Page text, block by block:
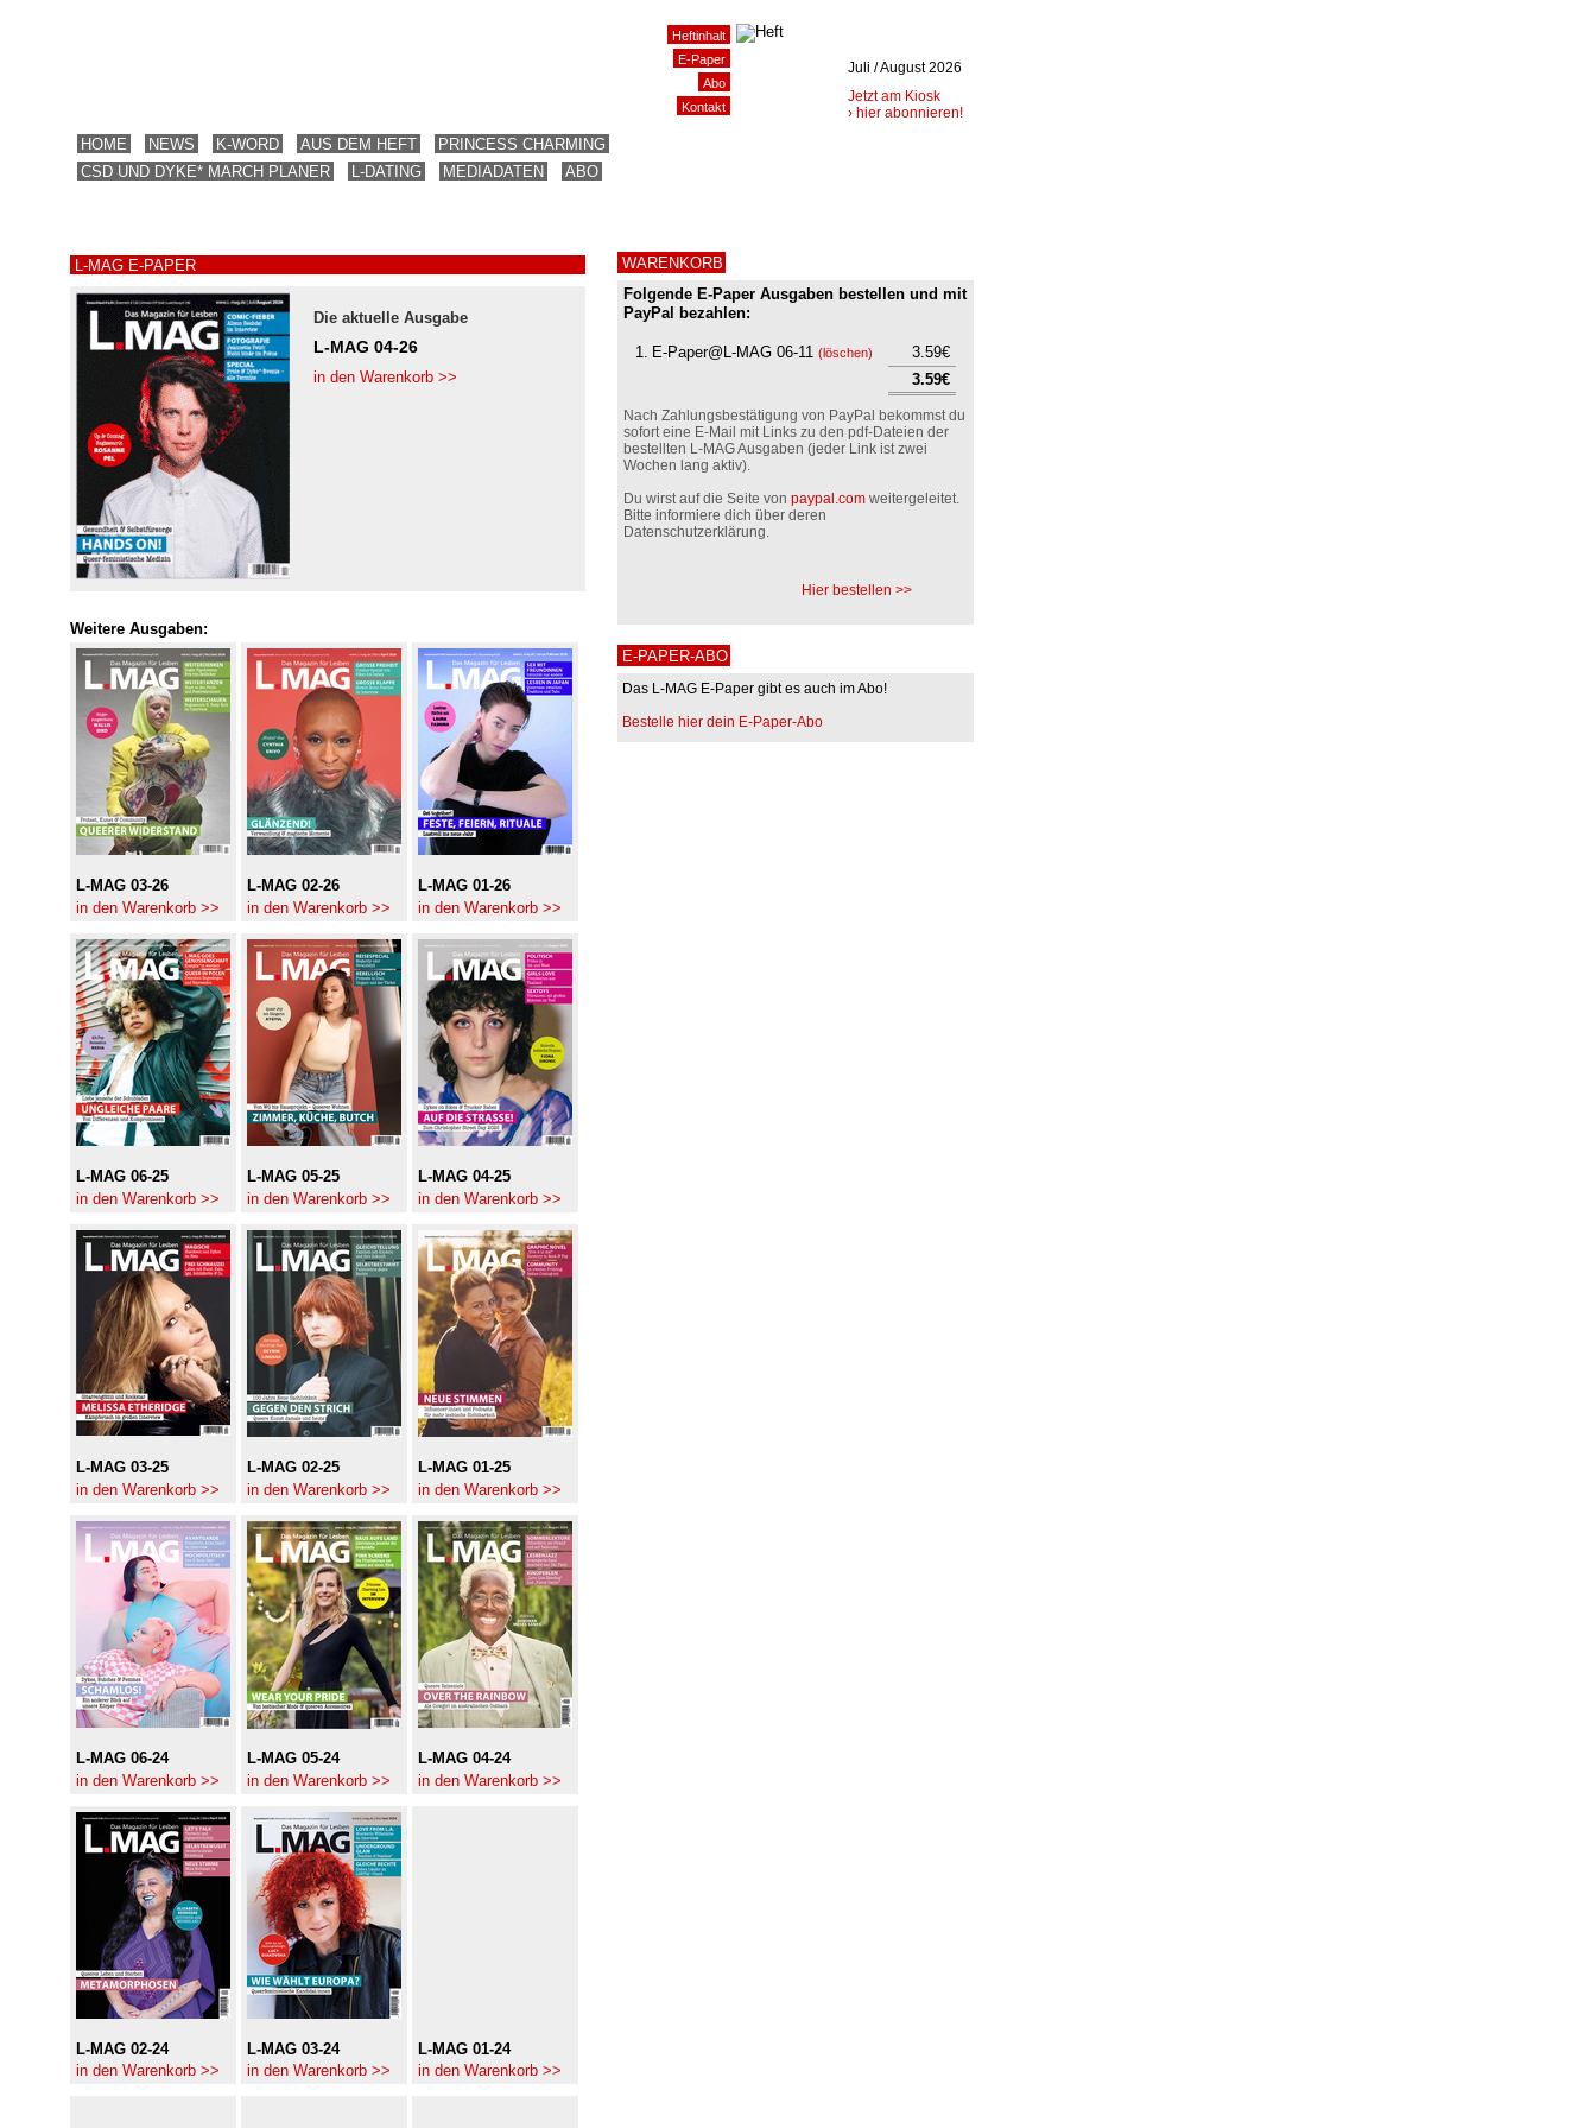
HOME NEWS K-WORD AUS DEM HEFT
PRINCESS CHARMING
CSD UND DYKE* MARCH PLANER
L-DATING MEDIADATEN ABO
L-MAG E-PAPER
Die aktuelle Ausgabe
L-MAG 04-26
in den Warenkorb >>
Weitere Ausgaben:
L-MAG 03-26
in den Warenkorb >>
L-MAG 02-26
in den Warenkorb >>
L-MAG 01-26
in den Warenkorb >>
L-MAG 06-25
in den Warenkorb >>
L-MAG 05-25
in den Warenkorb >>
L-MAG 04-25
in den Warenkorb >>
L-MAG 03-25
in den Warenkorb >>
L-MAG 02-25
in den Warenkorb >>
L-MAG 01-25
in den Warenkorb >>
L-MAG 06-24
in den Warenkorb >>
L-MAG 05-24
in den Warenkorb >>
L-MAG 04-24
in den Warenkorb >>
L-MAG 02-24
in den Warenkorb >>
L-MAG 03-24
in den Warenkorb >>
L-MAG 01-24
in den Warenkorb >>
WARENKORB
Folgende E-Paper Ausgaben bestellen und mit
PayPal bezahlen:
1. E-Paper@L-MAG 06-11 (löschen)
3.59€
3.59€
Nach Zahlungsbestätigung von PayPal bekommst du
sofort eine E-Mail mit Links zu den pdf-Dateien der
bestellten L-MAG Ausgaben (jeder Link ist zwei
Wochen lang aktiv).
Du wirst auf die Seite von paypal.com weitergeleitet.
Bitte informiere dich über deren
Datenschutzerklärung.
Hier bestellen >>
E-PAPER-ABO
Das L-MAG E-Paper gibt es auch im Abo!
Bestelle hier dein E-Paper-Abo
Heftinhalt
E-Paper
Abo
Kontakt
Juli / August 2026
Jetzt am Kiosk
› hier abonnieren!